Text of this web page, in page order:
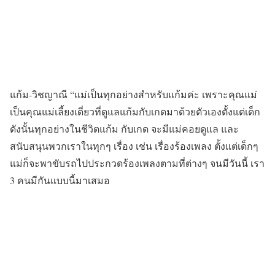
แก้ม-วิชญาณี “แม่เป็นทุกอย่างสำหรับแก้มค่ะ เพราะคุณแม่
เป็นคุณแม่เลี้ยงเดี่ยวที่ดูแลแก้มกับเกดมาด้วยตัวเองตั้งแต่เด็ก
ดังนั้นทุกอย่างในชีวิตแก้ม กับเกด จะมีแม่คอยดูแล และ
สนับสนุนพวกเราในทุกๆ เรื่อง เช่น เรื่องร้องเพลง ตั้งแต่เด็กๆ
แม่ก็จะพาขับรถไปประกวดร้องเพลงตามที่ต่างๆ จนมีวันนี้ เรา
3 คนมีกันแบบนี้มาเสมอ